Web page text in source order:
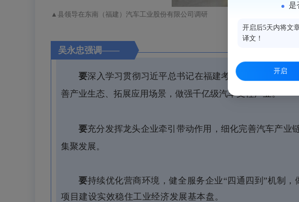
▲县领导在东南（福建）汽车工业股份有限公司 调研
吴永忠强调——
要深入学习贯彻习近平总书记在福建考察时的重要讲话
善产业生态、拓展应用场景，做强千亿级汽车支柱产业。
要充分发挥龙头企业牵引带动作用，细化完善汽车产业
集聚发展。
要持续优化营商环境，健全服务企业“四通四到”机制
项目建设实效稳住工业经济发展基本盘。
是
开启后5天内将文
译文！
开启